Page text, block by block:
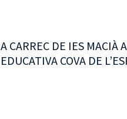
A CARREC DE IES MACIÀ
EDUCATIVA COVA DE